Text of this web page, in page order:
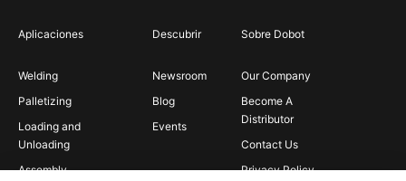
Aplicaciones
Welding
Palletizing
Loading and
Unloading
Assembly
Descubrir
Newsroom
Blog
Events
Sobre Dobot
Our Company
Become A
Distributor
Contact Us
Privacy Policy